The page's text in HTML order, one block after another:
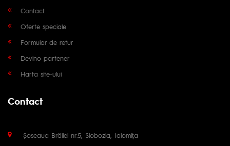
Contact
Oferte speciale
Formular de retur
Devino partener
Harta site-ului
Contact
Șoseaua Brăilei nr.5, Slobozia, Ialomița